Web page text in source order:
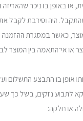
או באופן בו ניכר